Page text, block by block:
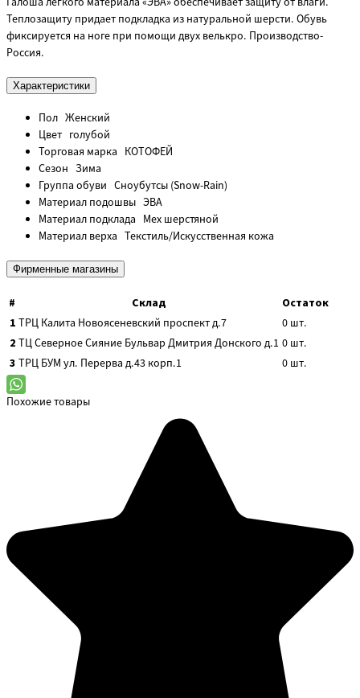
Теплозащиту придает подкладка из натуральной шерсти. Обувь
фиксируется на ноге при помощи двух велькро. Производство-
Россия.
Характеристики
Пол Женский
Цвет голубой
Торговая марка КОТОФЕЙ
Сезон Зима
Группа обуви Сноубутсы (Snow-Rain)
Материал подошвы ЭВА
Материал подклада Мех шерстяной
Материал верха Текстиль/Искусственная кожа
Фирменные магазины
# Склад
Остаток
1 ТРЦ Калита Новоясеневский проспект д.7 0 шт.
2 ТЦ Северное Сияние Бульвар Дмитрия Донского д.1 0 шт.
3 ТРЦ БУМ ул. Перерва д.43 корп.1 0 шт.
Похожие товары